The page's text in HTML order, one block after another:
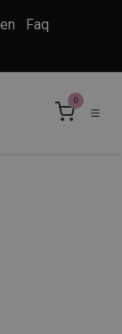
Faq
0